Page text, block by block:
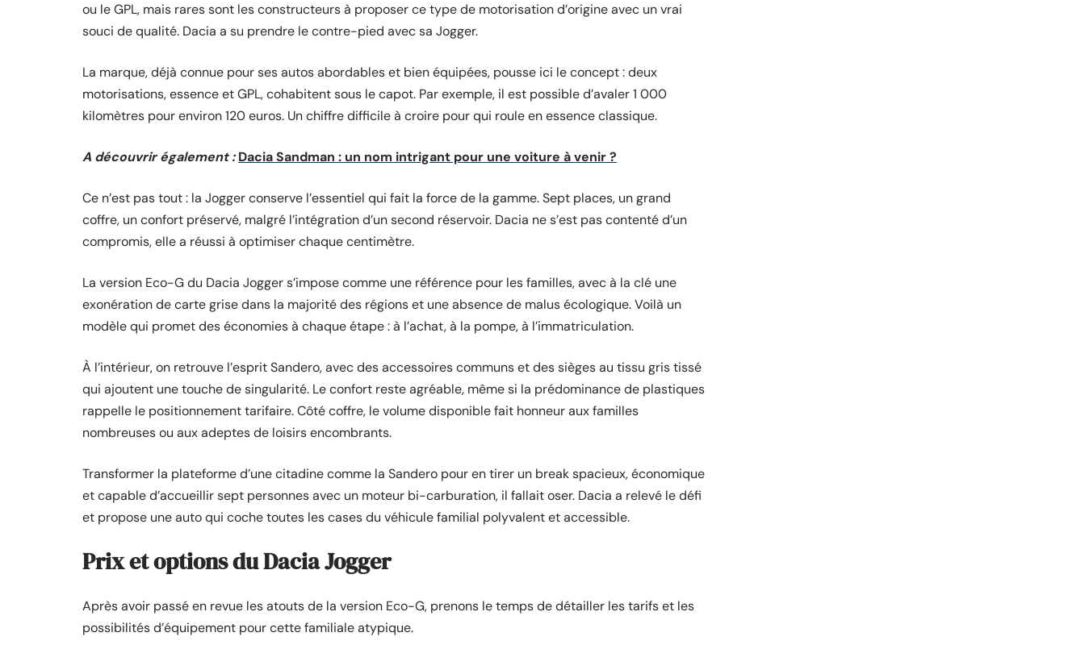
ou le GPL, mais rares sont les constructeurs à proposer ce type de motorisation d’origine avec un vrai
souci de qualité. Dacia a su prendre le contre-pied avec sa Jogger.
La marque, déjà connue pour ses autos abordables et bien équipées, pousse ici le concept : deux
motorisations, essence et GPL, cohabitent sous le capot. Par exemple, il est possible d’avaler 1 000
kilomètres pour environ 120 euros. Un chiffre difficile à croire pour qui roule en essence classique.
A découvrir également : Dacia Sandman : un nom intrigant pour une voiture à venir ?
Ce n’est pas tout : la Jogger conserve l’essentiel qui fait la force de la gamme. Sept places, un grand
coffre, un confort préservé, malgré l’intégration d’un second réservoir. Dacia ne s’est pas contenté d’un
compromis, elle a réussi à optimiser chaque centimètre.
La version Eco-G du Dacia Jogger s’impose comme une référence pour les familles, avec à la clé une
exonération de carte grise dans la majorité des régions et une absence de malus écologique. Voilà un
modèle qui promet des économies à chaque étape : à l’achat, à la pompe, à l’immatriculation.
À l’intérieur, on retrouve l’esprit Sandero, avec des accessoires communs et des sièges au tissu gris tissé
qui ajoutent une touche de singularité. Le confort reste agréable, même si la prédominance de plastiques
rappelle le positionnement tarifaire. Côté coffre, le volume disponible fait honneur aux familles
nombreuses ou aux adeptes de loisirs encombrants.
Transformer la plateforme d’une citadine comme la Sandero pour en tirer un break spacieux, économique
et capable d’accueillir sept personnes avec un moteur bi-carburation, il fallait oser. Dacia a relevé le défi
et propose une auto qui coche toutes les cases du véhicule familial polyvalent et accessible.
Prix et options du Dacia Jogger
Après avoir passé en revue les atouts de la version Eco-G, prenons le temps de détailler les tarifs et les
possibilités d’équipement pour cette familiale atypique.